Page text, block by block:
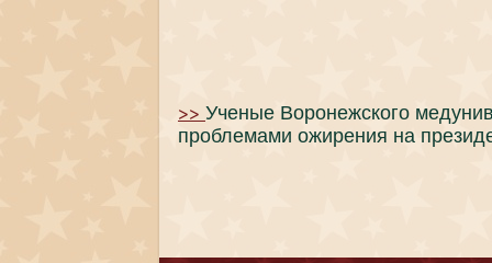
>> Ученые Воронежского
проблемами ожирения на